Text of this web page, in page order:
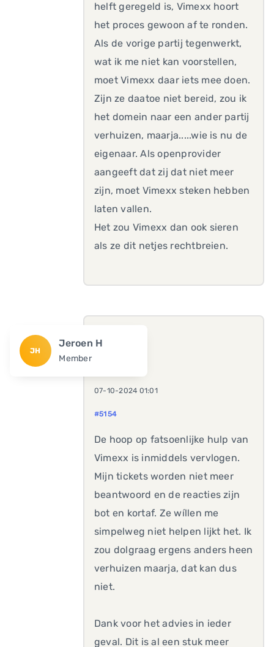
helft geregeld is, Vimexx hoort
het proces gewoon af te ronden.
Als de vorige partij tegenwerkt,
wat ik me niet kan voorstellen,
moet Vimexx daar iets mee doen.
Zijn ze daatoe niet bereid, zou ik
het domein naar een ander partij
verhuizen, maarja.....wie is nu de
eigenaar. Als openprovider
aangeeft dat zij dat niet meer
zijn, moet Vimexx steken hebben
laten vallen.
Het zou Vimexx dan ook sieren
als ze dit netjes rechtbreien.
JH
Jeroen H
Member
07-10-2024 01:01
#5154
De hoop op fatsoenlijke hulp van
Vimexx is inmiddels vervlogen.
Mijn tickets worden niet meer
beantwoord en de reacties zijn
bot en kortaf. Ze wíllen me
simpelweg niet helpen lijkt het. Ik
zou dolgraag ergens anders heen
verhuizen maarja, dat kan dus
niet.
Dank voor het advies in ieder
geval. Dit is al een stuk meer